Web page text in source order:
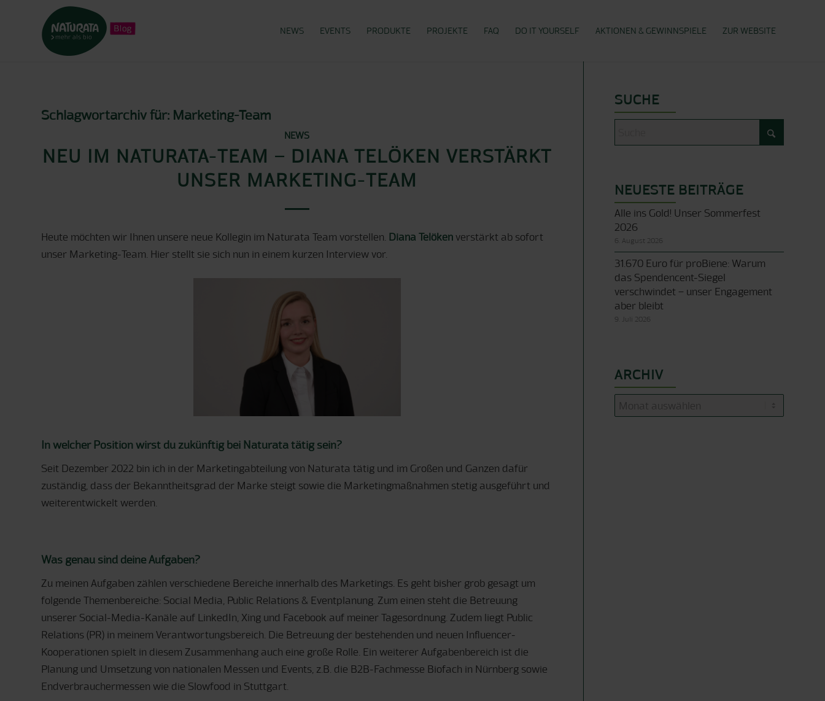
NEWS EVENTS PRODUKTE PROJEKTE FAQ DO IT YOURSELF AKTIONEN & GEWINNSPIELE ZUR WEBSITE
Schlagwortarchiv für: Marketing-Team
NEWS
NEU IM NATURATA-TEAM – DIANA TELÖKEN VERSTÄRKT
UNSER MARKETING-TEAM
Heute möchten wir Ihnen unsere neue Kollegin im Naturata Team vorstellen. Diana Telöken verstärkt ab sofort
unser Marketing-Team. Hier stellt sie sich nun in einem kurzen Interview vor.
In welcher Position wirst du zukünftig bei Naturata tätig sein?
Seit Dezember 2022 bin ich in der Marketingabteilung von Naturata tätig und im Großen und Ganzen dafür
zuständig, dass der Bekanntheitsgrad der Marke steigt sowie die Marketingmaßnahmen stetig ausgeführt und
weiterentwickelt werden.
Was genau sind deine Aufgaben?
Zu meinen Aufgaben zählen verschiedene Bereiche innerhalb des Marketings. Es geht bisher grob gesagt um
folgende Themenbereiche: Social Media, Public Relations & Eventplanung. Zum einen steht die Betreuung
unserer Social-Media-Kanäle auf LinkedIn, Xing und Facebook auf meiner Tagesordnung. Zudem liegt Public
Relations (PR) in meinem Verantwortungsbereich. Die Betreuung der bestehenden und neuen Influencer-
Kooperationen spielt in diesem Zusammenhang auch eine große Rolle. Ein weiterer Aufgabenbereich ist die
Planung und Umsetzung von nationalen Messen und Events, z.B. die B2B-Fachmesse Biofach in Nürnberg sowie
Endverbrauchermessen wie die Slowfood in Stuttgart.
SUCHE
NEUESTE BEITRÄGE
Alle ins Gold! Unser Sommerfest
2026
6. August 2026
31.670 Euro für proBiene: Warum
das Spendencent-Siegel
verschwindet – unser Engagement
aber bleibt
9. Juli 2026
ARCHIV